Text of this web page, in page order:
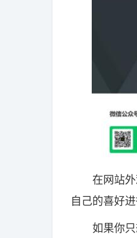
在网站外
自己的喜好
如果你只